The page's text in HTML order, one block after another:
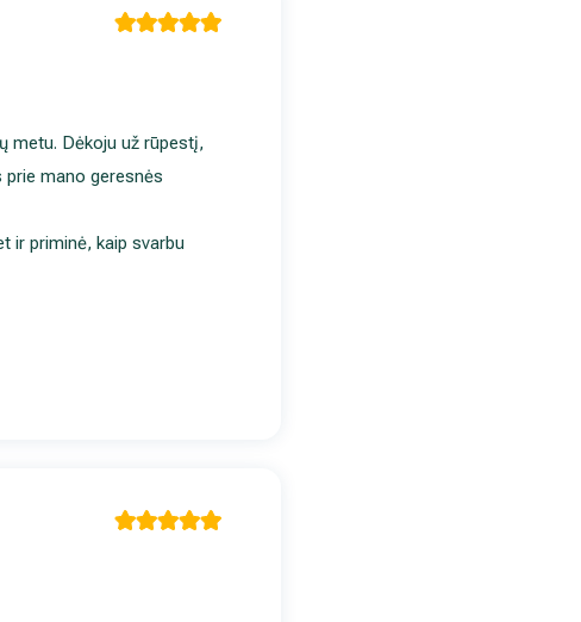
metu. Dėkoju už rūpestį,
prie mano geresnės
ir priminė, kaip svarbu